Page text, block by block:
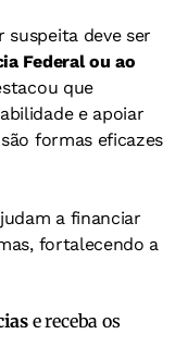
deve ser
Federal ou ao
que
e apoiar
formas eficazes
a financiar
fortalecendo a
e receba os